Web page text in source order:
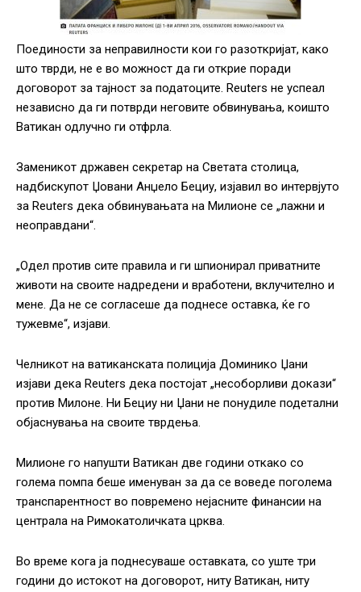
Поединости за неправилности кои го разоткријат, како
што тврди, не е во можност да ги открие поради
договорот за тајност за податоците. Reuters не успеал
независно да ги потврди неговите обвинувања, коишто
Ватикан одлучно ги отфрла.
Заменикот државен секретар на Светата столица,
надбискупот Џовани Анџело Бециу, изјавил во интервјуто
за Reuters дека обвинувањата на Милионе се „лажни и
неоправдани“.
„Одел против сите правила и ги шпионирал приватните
животи на своите надредени и вработени, вклучително и
мене. Да не се согласеше да поднесе оставка, ќе го
тужевме“, изјави.
Челникот на ватиканската полиција Доминико Џани
изјави дека Reuters дека постојат „несоборливи докази“
против Милоне. Ни Бециу ни Џани не понудиле подетални
објаснувања на своите тврдења.
Милионе го напушти Ватикан две години откако со
голема помпа беше именуван за да се воведе поголема
транспарентност во повремено нејасните финансии на
централа на Римокатоличката црква.
Во време кога ја поднесуваше оставката, со уште три
години до истокот на договорот, ниту Ватикан, ниту